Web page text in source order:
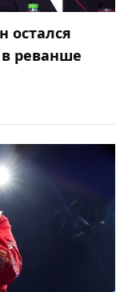
остался
реванше